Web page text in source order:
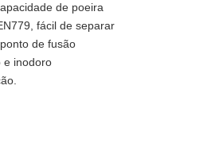
de poeira
fácil de separar
de fusão
e inodoro